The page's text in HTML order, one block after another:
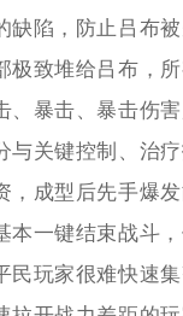
缺陷，防止吕布被
极致堆给吕布，
、暴击、暴击伤
与关键控制、治
，成型后先手爆
本一键结束战斗
民玩家很难快速